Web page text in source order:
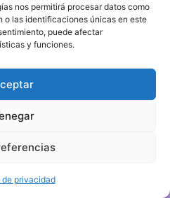
nos permitirá procesar datos como
o las identificaciones únicas en este
puede afectar
y funciones.
de privacidad